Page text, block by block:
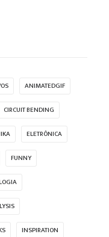
ANIMATEDGIF
CIRCUIT BENDING
ELETRÔNICA
FUNNY
INSPIRATION